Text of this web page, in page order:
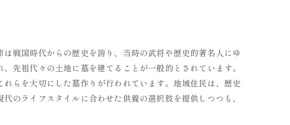
響
養のあり方
ローチ
戦国時代からの歴史を誇り、当時の武将や歴史的著名人にゆ
先祖代々の土地に墓を建てることが一般的とされています。
らを大切にした墓作りが行われています。地域住民は、歴史
のライフスタイルに合わせた供養の選択肢を提供しつつも、